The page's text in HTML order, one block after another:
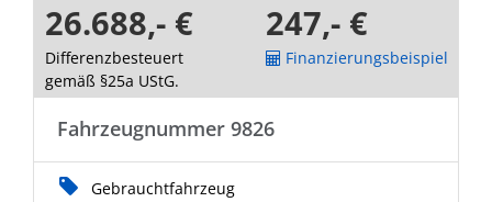
26.688,- €
Differenzbesteuert
gemäß §25a UStG.
247,- €
Finanzierungsbeispiel
Fahrzeugnummer 9826
Gebrauchtfahrzeug